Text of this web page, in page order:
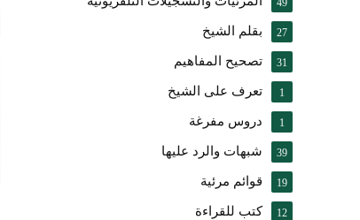
49
بقلم الشيخ 27
تصحيح المفاهيم 31
تعرف على الشيخ 1
دروس مفرغة 1
شبهات والرد عليها 39
قوائم مرئية 19
كتب للقراءة 12